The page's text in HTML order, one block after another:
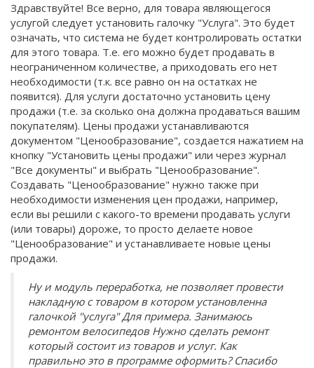
Здравствуйте! Все верно, для товара являющегося
услугой следует установить галочку "Услуга". Это будет
означать, что система не будет контролировать остатки
для этого товара. Т.е. его можно будет продавать в
неограниченном количестве, а приходовать его нет
необходимости (т.к. все равно он на остатках не
появится). Для услуги достаточно установить цену
продажи (т.е. за сколько она должна продаваться вашим
покупателям). Цены продажи устанавливаются
документом "Ценообразование", создается нажатием на
кнопку "Установить цены продажи" или через журнал
"Все документы" и выбрать "Ценообразование".
Создавать "Ценообразование" нужно также при
необходимости изменения цен продажи, например,
если вы решили с какого-то времени продавать услуги
(или товары) дороже, то просто делаете новое
"Ценообразование" и устанавливаете новые цены
продажи.
Ну и модуль переработка, не позволяет провести
накладную с товаром в котором установленна
галочкой "услуга" Для примера. Занимаюсь
ремонтом велосипедов Нужно сделать ремонт
который состоит из товаров и услуг. Как
правильно это в программе оформить? Спасибо